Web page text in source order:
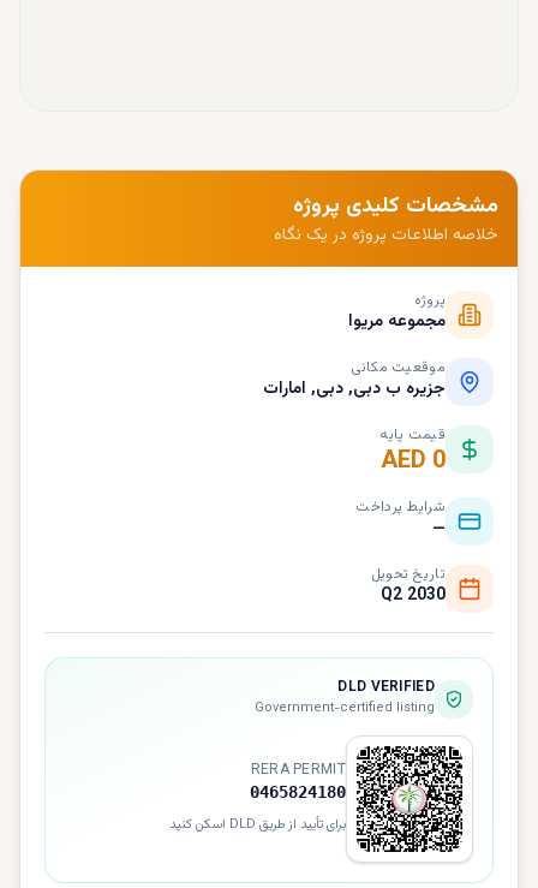
مشخصات کلیدی پروژه
خلاصه اطلاعات پروژه در یک نگاه
پروژه
مجموعه مریوا
موقعیت مکانی
جزیره ب دبی, دبی, امارات
قیمت پایه
AED 0
شرایط پرداخت
—
تاریخ تحویل
Q2 2030
DLD VERIFIED
Government-certified listing
RERA PERMIT
0465824180
برای تأیید از طریق DLD اسکن کنید